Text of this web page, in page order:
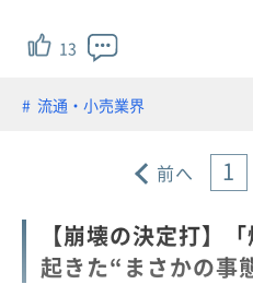
13
流通・小売業界
前へ 1
【崩壊の決定打】
起きた“まさかの事